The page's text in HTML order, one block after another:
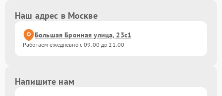
Наш адрес в Москве
Большая Бронная улица, 23с1
Работаем ежедневно с 09.00 до 21.00
Напишите нам